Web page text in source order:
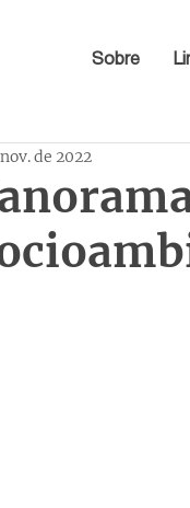
Sobre
de 2022